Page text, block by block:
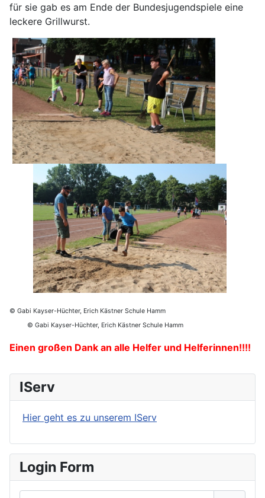
für sie gab es am Ende der Bundesjugendspiele eine
leckere Grillwurst.
© Gabi Kayser-Hüchter, Erich Kästner Schule Hamm
© Gabi Kayser-Hüchter, Erich Kästner Schule Hamm
Einen großen Dank an alle Helfer und Helferinnen!!!!
IServ
Hier geht es zu unserem IServ
Login Form